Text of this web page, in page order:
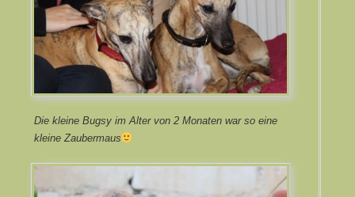
Die kleine Bugsy im Alter von 2 Monaten war so eine
kleine Zaubermaus